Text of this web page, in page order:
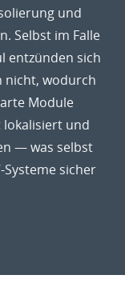
und
Selbst im Falle
entzünden sich
nicht, wodurch
Module
und
— was selbst
sicher